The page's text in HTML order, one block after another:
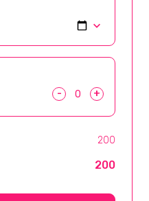
- +
200
200